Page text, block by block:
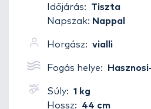
Időjárás:
Tiszta
Napszak: Nappal
Horgász: vialli
Fogás helye:
Súly: 1 kg
Hossz:
44 cm